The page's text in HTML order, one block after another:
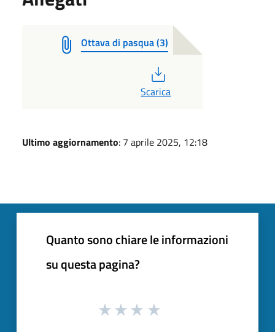
Ottava di pasqua (3)
Scarica
Ultimo aggiornamento: 7 aprile 2025, 12:18
Quanto sono chiare le informazioni
su questa pagina?